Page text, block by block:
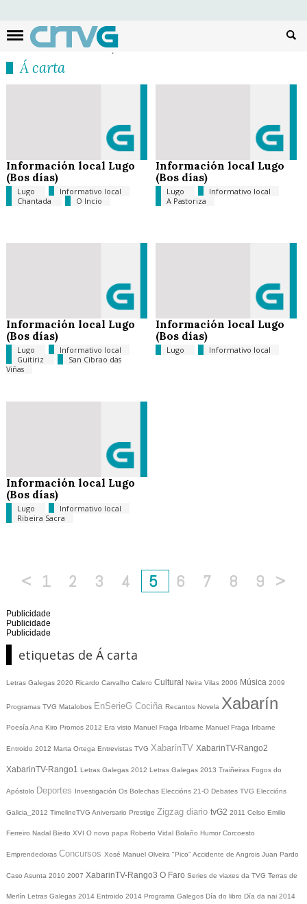
Á carta
Información local Lugo
(Bos días)
Lugo
Informativo local
Chantada
O Incio
Información local Lugo
(Bos días)
Lugo
Informativo local
A Pastoriza
Información local Lugo
(Bos días)
Lugo
Informativo local
Guitiriz
San Cibrao das
Viñas
Información local Lugo
(Bos días)
Lugo Informativo local
Información local Lugo
(Bos días)
Lugo
Informativo local
Ribeira Sacra
< 1 2 3 4 5 6 7 8 9 >
Publicidade
Publicidade
Publicidade
etiquetas de Á carta
Letras Galegas 2020 Ricardo Carvalho Calero Cultural Neira Vilas 2006 Música 2009
Programas TVG Matalobos EnSerieG Cociña Recantos Novela Xabarín
Poesía Ana Kiro Promos 2012 Era visto Manuel Fraga Iribarne Manuel Fraga Iribarne
Entroido 2012 Marta Ortega Entrevistas TVG XabarínTV XabarinTV-Rango2
XabarinTV-Rango1 Letras Galegas 2012 Letras Galegas 2013 Traiñeiras Fogos do
Apóstolo Deportes Investigación Os Bolechas Eleccións 21-O Debates TVG Eleccións
Galicia_2012 TimelineTVG Aniversario Prestige Zigzag diario tvG2 2011 Celso Emilio
Ferreiro Nadal Bieito XVI O novo papa Roberto Vidal Bolaño Humor Corcoesto
Emprendedoras Concursos Xosé Manuel Olveira "Pico" Accidente de Angrois Juan Pardo
Caso Asunta 2010 2007 XabarinTV-Rango3 O Faro Series de viaxes da TVG Terras de
Merlín Letras Galegas 2014 Entroido 2014 Programa Galegos Día do libro Día da nai 2014